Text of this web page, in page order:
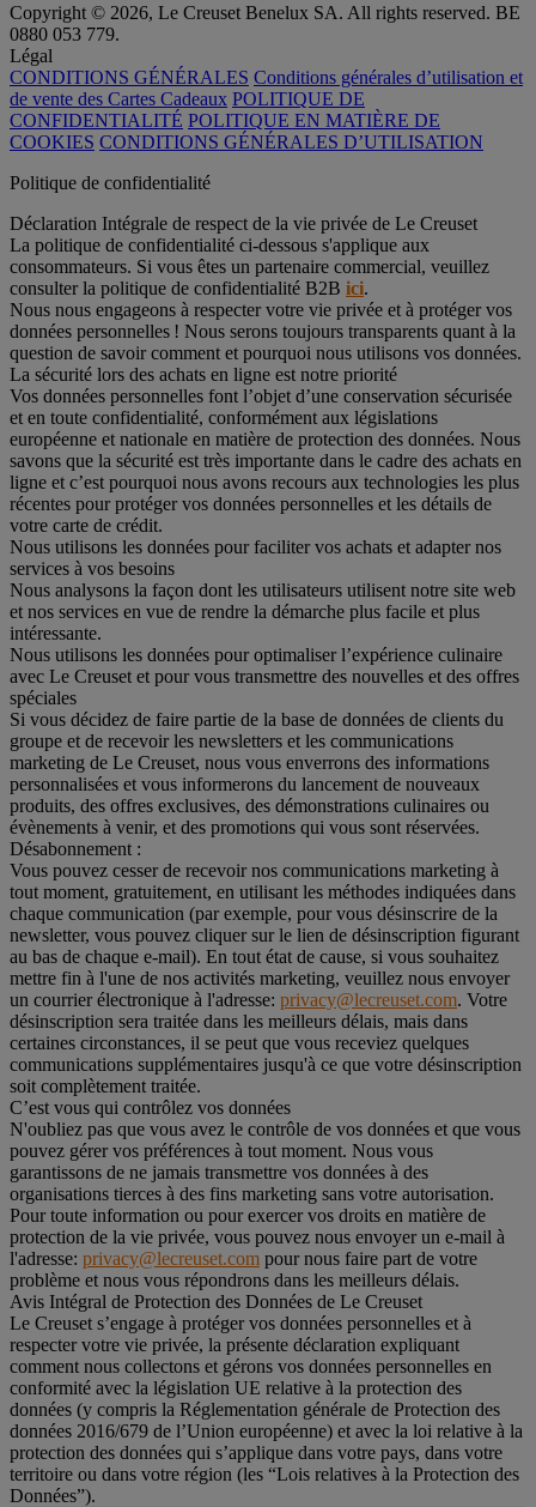
Copyright © 2026, Le Creuset Benelux SA. All rights reserved. BE
0880 053 779.
Légal
CONDITIONS GÉNÉRALES Conditions générales d’utilisation et
de vente des Cartes Cadeaux POLITIQUE DE
CONFIDENTIALITÉ POLITIQUE EN MATIÈRE DE
COOKIES CONDITIONS GÉNÉRALES D’UTILISATION
Politique de confidentialité
Déclaration Intégrale de respect de la vie privée de Le Creuset
La politique de confidentialité ci-dessous s'applique aux
consommateurs. Si vous êtes un partenaire commercial, veuillez
consulter la politique de confidentialité B2B ici.
Nous nous engageons à respecter votre vie privée et à protéger vos
données personnelles ! Nous serons toujours transparents quant à la
question de savoir comment et pourquoi nous utilisons vos données.
La sécurité lors des achats en ligne est notre priorité
Vos données personnelles font l’objet d’une conservation sécurisée
et en toute confidentialité, conformément aux législations
européenne et nationale en matière de protection des données. Nous
savons que la sécurité est très importante dans le cadre des achats en
ligne et c’est pourquoi nous avons recours aux technologies les plus
récentes pour protéger vos données personnelles et les détails de
votre carte de crédit.
Nous utilisons les données pour faciliter vos achats et adapter nos
services à vos besoins
Nous analysons la façon dont les utilisateurs utilisent notre site web
et nos services en vue de rendre la démarche plus facile et plus
intéressante.
Nous utilisons les données pour optimaliser l’expérience culinaire
avec Le Creuset et pour vous transmettre des nouvelles et des offres
spéciales
Si vous décidez de faire partie de la base de données de clients du
groupe et de recevoir les newsletters et les communications
marketing de Le Creuset, nous vous enverrons des informations
personnalisées et vous informerons du lancement de nouveaux
produits, des offres exclusives, des démonstrations culinaires ou
évènements à venir, et des promotions qui vous sont réservées.
Désabonnement :
Vous pouvez cesser de recevoir nos communications marketing à
tout moment, gratuitement, en utilisant les méthodes indiquées dans
chaque communication (par exemple, pour vous désinscrire de la
newsletter, vous pouvez cliquer sur le lien de désinscription figurant
au bas de chaque e-mail). En tout état de cause, si vous souhaitez
mettre fin à l'une de nos activités marketing, veuillez nous envoyer
un courrier électronique à l'adresse: privacy@lecreuset.com. Votre
désinscription sera traitée dans les meilleurs délais, mais dans
certaines circonstances, il se peut que vous receviez quelques
communications supplémentaires jusqu'à ce que votre désinscription
soit complètement traitée.
C’est vous qui contrôlez vos données
N'oubliez pas que vous avez le contrôle de vos données et que vous
pouvez gérer vos préférences à tout moment. Nous vous
garantissons de ne jamais transmettre vos données à des
organisations tierces à des fins marketing sans votre autorisation.
Pour toute information ou pour exercer vos droits en matière de
protection de la vie privée, vous pouvez nous envoyer un e-mail à
l'adresse: privacy@lecreuset.com pour nous faire part de votre
problème et nous vous répondrons dans les meilleurs délais.
Avis Intégral de Protection des Données de Le Creuset
Le Creuset s’engage à protéger vos données personnelles et à
respecter votre vie privée, la présente déclaration expliquant
comment nous collectons et gérons vos données personnelles en
conformité avec la législation UE relative à la protection des
données (y compris la Réglementation générale de Protection des
données 2016/679 de l’Union européenne) et avec la loi relative à la
protection des données qui s’applique dans votre pays, dans votre
territoire ou dans votre région (les “Lois relatives à la Protection des
Données”).